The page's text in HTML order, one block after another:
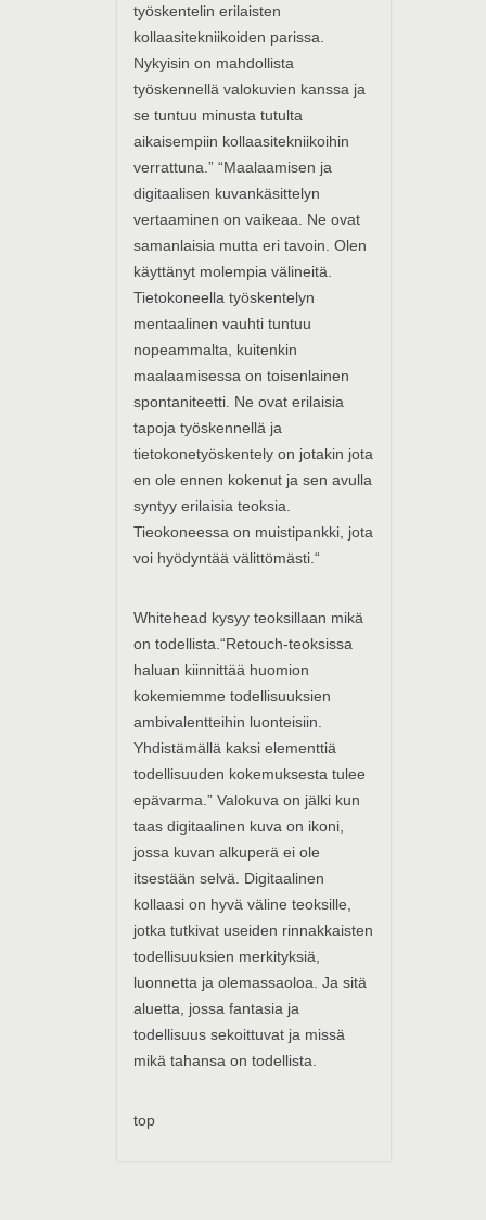
työskentelin erilaisten
kollaasitekniikoiden parissa.
Nykyisin on mahdollista
työskennellä valokuvien kanssa ja
se tuntuu minusta tutulta
aikaisempiin kollaasitekniikoihin
verrattuna.” “Maalaamisen ja
digitaalisen kuvankäsittelyn
vertaaminen on vaikeaa. Ne ovat
samanlaisia mutta eri tavoin. Olen
käyttänyt molempia välineitä.
Tietokoneella työskentelyn
mentaalinen vauhti tuntuu
nopeammalta, kuitenkin
maalaamisessa on toisenlainen
spontaniteetti. Ne ovat erilaisia
tapoja työskennellä ja
tietokonetyöskentely on jotakin jota
en ole ennen kokenut ja sen avulla
syntyy erilaisia teoksia.
Tieokoneessa on muistipankki, jota
voi hyödyntää välittömästi.“
Whitehead kysyy teoksillaan mikä
on todellista.“Retouch-teoksissa
haluan kiinnittää huomion
kokemiemme todellisuuksien
ambivalentteihin luonteisiin.
Yhdistämällä kaksi elementtiä
todellisuuden kokemuksesta tulee
epävarma.” Valokuva on jälki kun
taas digitaalinen kuva on ikoni,
jossa kuvan alkuperä ei ole
itsestään selvä. Digitaalinen
kollaasi on hyvä väline teoksille,
jotka tutkivat useiden rinnakkaisten
todellisuuksien merkityksiä,
luonnetta ja olemassaoloa. Ja sitä
aluetta, jossa fantasia ja
todellisuus sekoittuvat ja missä
mikä tahansa on todellista.
top